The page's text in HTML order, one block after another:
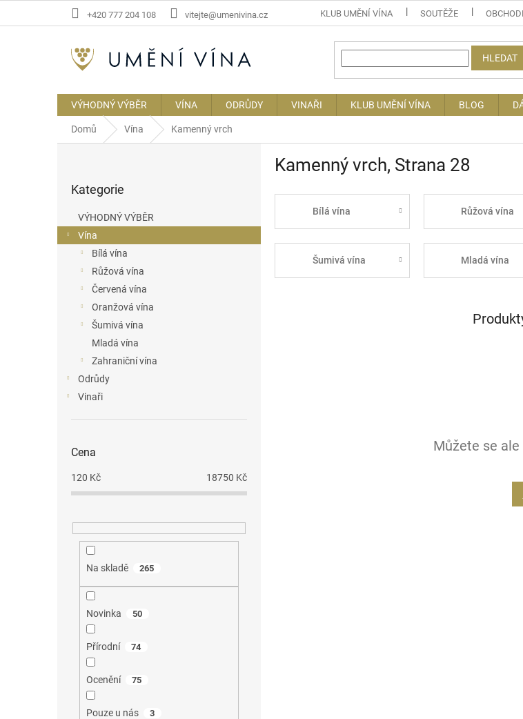
+420 777 204 108 vitejte@umenivina.cz KLUB UMĚNÍ VÍNA SOUTĚŽE
HLEDAT
VÝHODNÝ VÝBĚR VÍNA ODRŮDY VINAŘI KLUB UMĚNÍ VÍNA BLOG
Domů Vína Kamenný vrch
a
n
kategorie
Kategorie
VÝHODNÝ VÝBĚR
Vína
Bílá vína
Růžová vína
Červená vína
Oranžová vína
Šumivá vína
Mladá vína
Zahraniční vína
Odrůdy
Vinaři
Cena
120 Kč 18750 Kč
Na skladě 265
Novinka 50
Přírodní 74
Ocenění 75
Pouze u nás 3
Kamenný vrch, Strana 28
Bílá vína Růžová vína
Šumivá vína Mladá vína
Můžete se